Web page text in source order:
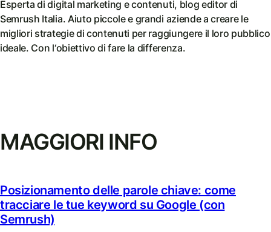
Esperta di digital marketing e contenuti, blog editor di
Semrush Italia. Aiuto piccole e grandi aziende a creare le
migliori strategie di contenuti per raggiungere il loro pubblico
ideale. Con l‘obiettivo di fare la differenza.
MAGGIORI INFO
Posizionamento delle parole chiave: come
tracciare le tue keyword su Google (con
Semrush)